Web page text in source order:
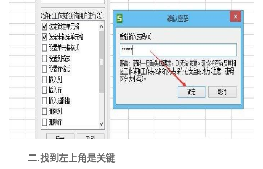
二.找到左上角是关键